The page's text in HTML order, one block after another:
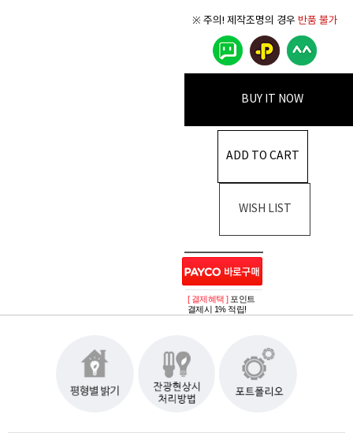
※ 주의! 제작조명의 경우 반품 불가
BUY IT NOW
ADD TO CART
WISH LIST
[ 결제혜택 ] 포인트
결제시 1% 적립!